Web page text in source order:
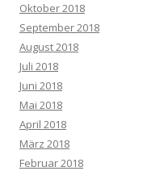
Oktober 2018
September 2018
August 2018
Juli 2018
Juni 2018
Mai 2018
April 2018
März 2018
Februar 2018